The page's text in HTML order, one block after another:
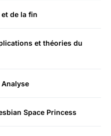
de la fin
et théories du
Space Princess